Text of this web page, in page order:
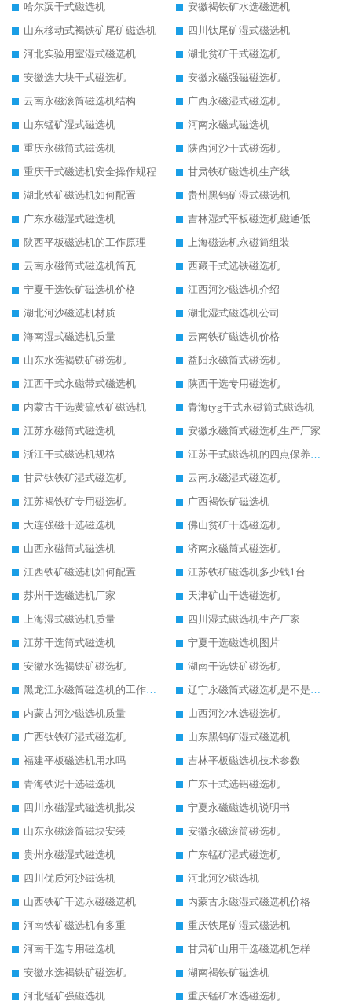
哈尔滨干式磁选机
安徽褐铁矿水选磁选机
山东移动式褐铁矿尾矿磁选机
四川钛尾矿湿式磁选机
河北实验用室湿式磁选机
湖北贫矿干式磁选机
安徽选大块干式磁选机
安徽永磁强磁磁选机
云南永磁滚筒磁选机结构
广西永磁湿式磁选机
山东锰矿湿式磁选机
河南永磁式磁选机
重庆永磁筒式磁选机
陕西河沙干式磁选机
重庆干式磁选机安全操作规程
甘肃铁矿磁选机生产线
湖北铁矿磁选机如何配置
贵州黑钨矿湿式磁选机
广东永磁湿式磁选机
吉林湿式平板磁选机磁通低
陕西平板磁选机的工作原理
上海磁选机永磁筒组装
云南永磁筒式磁选机筒瓦
西藏干式选铁磁选机
宁夏干选铁矿磁选机价格
江西河沙磁选机介绍
湖北河沙磁选机材质
湖北湿式磁选机公司
海南湿式磁选机质量
云南铁矿磁选机价格
山东水选褐铁矿磁选机
益阳永磁筒式磁选机
江西干式永磁带式磁选机
陕西干选专用磁选机
内蒙古干选黄硫铁矿磁选机
青海tyg干式永磁筒式磁选机
江苏永磁筒式磁选机
安徽永磁筒式磁选机生产厂家
浙江干式磁选机规格
江苏干式磁选机的四点保养秘籍
甘肃钛铁矿湿式磁选机
云南永磁湿式磁选机
江苏褐铁矿专用磁选机
广西褐铁矿磁选机
大连强磁干选磁选机
佛山贫矿干选磁选机
山西永磁筒式磁选机
济南永磁筒式磁选机
江西铁矿磁选机如何配置
江苏铁矿磁选机多少钱1台
苏州干选磁选机厂家
天津矿山干选磁选机
上海湿式磁选机质量
四川湿式磁选机生产厂家
江苏干选筒式磁选机
宁夏干选磁选机图片
安徽水选褐铁矿磁选机
湖南干选铁矿磁选机
黑龙江永磁筒磁选机的工作原理
辽宁永磁筒式磁选机是不是强磁
内蒙古河沙磁选机质量
山西河沙水选磁选机
广西钛铁矿湿式磁选机
山东黑钨矿湿式磁选机
福建平板磁选机用水吗
吉林平板磁选机技术参数
青海铁泥干选磁选机
广东干式选铝磁选机
四川永磁湿式磁选机批发
宁夏永磁磁选机说明书
山东永磁滚筒磁块安装
安徽永磁滚筒磁选机
贵州永磁湿式磁选机
广东锰矿湿式磁选机
四川优质河沙磁选机
河北河沙磁选机
山西铁矿干选永磁磁选机
内蒙古永磁湿式磁选机价格
河南铁矿磁选机有多重
重庆铁尾矿湿式磁选机
河南干选专用磁选机
甘肃矿山用干选磁选机怎样调磁
安徽水选褐铁矿磁选机
湖南褐铁矿磁选机
河北锰矿强磁选机
重庆锰矿水选磁选机